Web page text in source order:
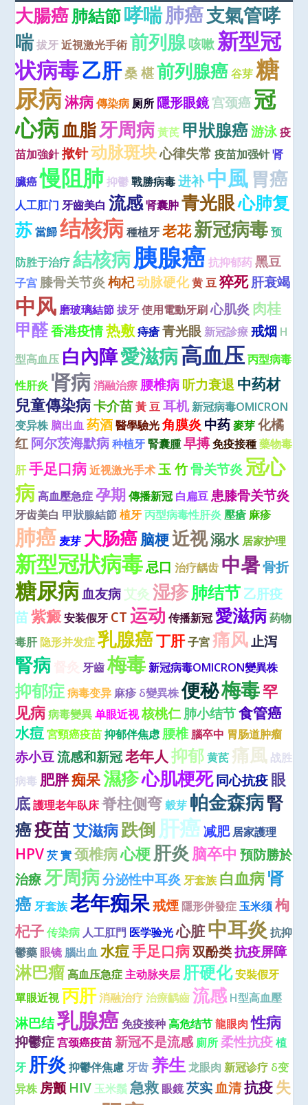
大腸癌肺結節哮喘肺癌支氣管哮
喘拔牙 近視激光手術 前列腺咳嗽新型冠
状病毒乙肝桑 椹前列腺癌 谷芽 糖
尿病淋病 傳染病 厕所 隱形眼鏡宫颈癌冠
心病 血脂牙周病 黃芪 甲狀腺癌游泳疫
苗加強針揿针动脉斑块心律失常 疫苗加强针肾
臟癌 慢阻肺 抑鬱 戰勝病毒 进补中風 胃癌
人工肛门 牙齒美白 流感 肾囊肿 青光眼心肺复
苏 當歸 结核病 種植牙 老花新冠病毒 预
防胜于治疗 結核病胰腺癌 抗抑郁药 黑豆
子宫 膝骨关节炎 枸杞动脉硬化黄 豆 猝死肝衰竭
中风 磨玻璃結節 拔牙 使用電動牙刷 心肌炎 肉桂
甲醛香港疫情热敷 痔瘡 青光眼 新冠診療 戒烟 H
型高血压 白內障愛滋病高血压 丙型病毒
性肝炎 肾病 消融治療 腰椎病听力衰退中药材
兒童傳染病卡介苗 黃 豆 耳机新冠病毒OMICRON
变异株 脑出血 药酒 醫學驗光 角膜炎 中药 麥芽 化橘
红阿尔茨海默病 种植牙 腎囊腫早搏免疫接種 藥物毒
肝手足口病 近视激光手术 玉 竹骨关节炎 冠心
病 高血壓急症 孕期 傳播新冠 白扁豆 患膝骨关节炎
牙齿美白 甲狀腺結節 植牙 丙型病毒性肝炎 壓瘡 麻疹
肺癌 麦芽 大肠癌脑梗近视溺水 居家护理
新型冠狀病毒忌口 治疗龋齿 中暑骨折
糖尿病血友病艾灸 湿疹肺结节乙肝疫
苗紫癜 安装假牙 CT 运动 传播新冠 愛滋病 药物
毒肝 隐形并发症 乳腺癌丁肝子宮 痛风止泻
腎病 牙齒 梅毒 新冠病毒OMICRON變異株
抑郁症 病毒变异 麻疹 δ變異株便秘梅毒罕
见病 病毒變異 单眼近视核桃仁肺小结节食管癌
水痘 宮頸癌疫苗 抑郁伴焦虑 腰椎 腦卒中 胃肠道肿瘤
赤小豆流感和新冠老年人抑郁 黄芪 痛風 战胜
病毒 肥胖痴呆濕疹心肌梗死同心抗疫眼
底 護理老年臥床脊柱侧弯 穀芽 帕金森病腎
癌疫苗艾滋病跌倒肝癌减肥 居家護理
HPV 芡 實 颈椎病心梗肝炎脑卒中 預防勝於
治療牙周病分泌性中耳炎 牙套族 白血病肾
癌 牙套族 老年痴呆戒煙 隱形併發症 玉米须 枸
杞子 传染病 人工肛門 医学验光 心脏中耳炎 抗抑
鬱藥 眼镜 腦出血 水痘手足口病双酚类抗疫屏障
淋巴瘤 高血压急症 主动脉夹层 肝硬化安裝假牙
單眼近視丙肝消融治疗 治療齲齒 流感 H型高血壓
淋巴结乳腺癌 免疫接种 高危结节 龍眼肉 性病
抑鬱症 宫颈癌疫苗 新冠不是流感 廁所 柔性抗疫 植
牙 肝炎 抑鬱伴焦慮 牙齿 养生 龙眼肉 新冠诊疗 δ变
异株 房颤 HIV 玉米鬚 急救 眼鏡芡实血清抗疫失